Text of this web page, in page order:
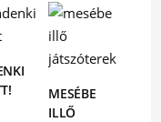
MESÉBE
ILLŐ